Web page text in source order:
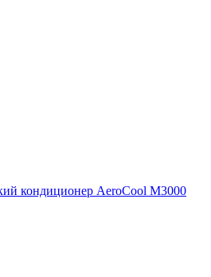
кондиционер AeroCool М3000